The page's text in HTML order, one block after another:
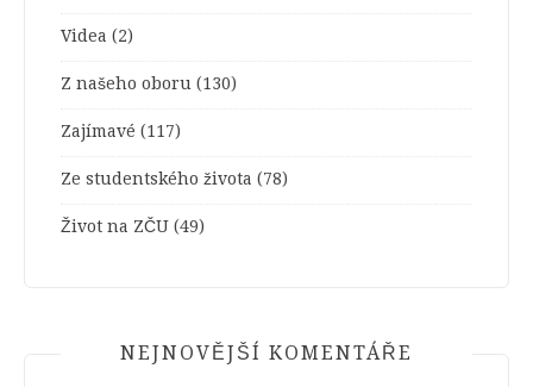
Videa (2)
Z našeho oboru (130)
Zajímavé (117)
Ze studentského života (78)
Život na ZČU (49)
NEJNOVĚJŠÍ KOMENTÁŘE